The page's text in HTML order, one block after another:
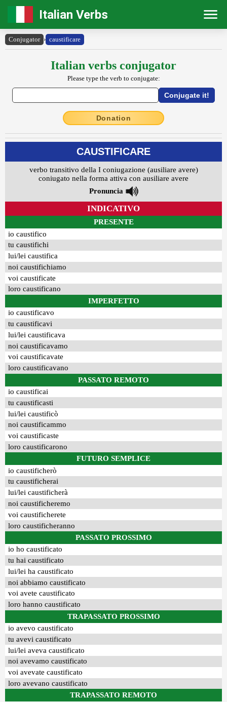
Italian Verbs
Conjugator › caustificare
Italian verbs conjugator
Please type the verb to conjugate:
Donation
CAUSTIFICARE
verbo transitivo della I coniugazione (ausiliare avere)
coniugato nella forma attiva con ausiliare avere
Pronuncia
INDICATIVO
PRESENTE
io caustifico
tu caustifichi
lui/lei caustifica
noi caustifichiamo
voi caustificate
loro caustificano
IMPERFETTO
io caustificavo
tu caustificavi
lui/lei caustificava
noi caustificavamo
voi caustificavate
loro caustificavano
PASSATO REMOTO
io caustificai
tu caustificasti
lui/lei caustificò
noi caustificammo
voi caustificaste
loro caustificarono
FUTURO SEMPLICE
io caustificherò
tu caustificherai
lui/lei caustificherà
noi caustificheremo
voi caustificherete
loro caustificheranno
PASSATO PROSSIMO
io ho caustificato
tu hai caustificato
lui/lei ha caustificato
noi abbiamo caustificato
voi avete caustificato
loro hanno caustificato
TRAPASSATO PROSSIMO
io avevo caustificato
tu avevi caustificato
lui/lei aveva caustificato
noi avevamo caustificato
voi avevate caustificato
loro avevano caustificato
TRAPASSATO REMOTO